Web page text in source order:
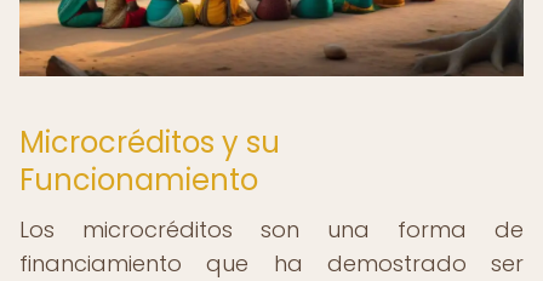
Microcréditos y su
Funcionamiento
Los microcréditos son una forma de
financiamiento que ha demostrado ser